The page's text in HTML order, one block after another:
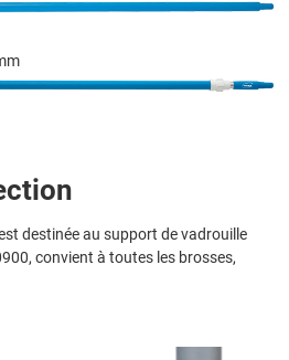
destinée au support de vadrouille
convient à toutes les brosses,